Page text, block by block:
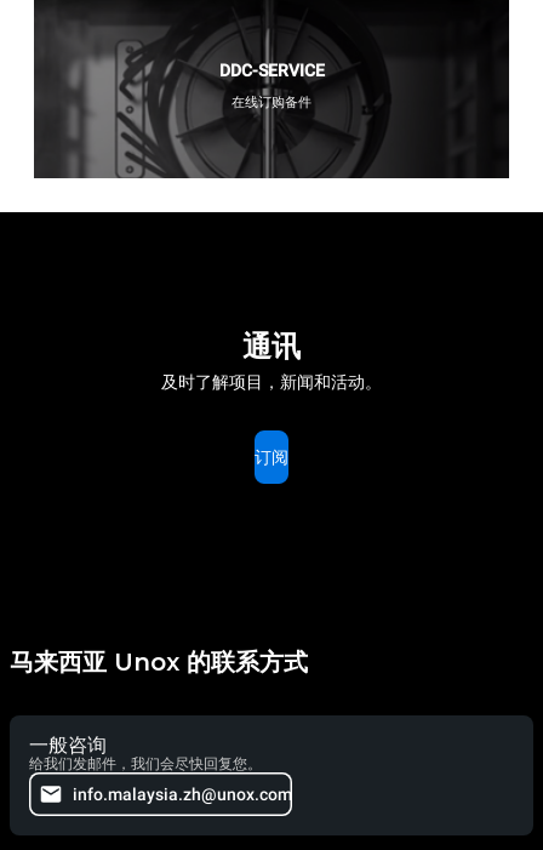
DDC-SERVICE
在线订购备件
通讯
及时了解项目，新闻和活动。
订阅
马来西亚 Unox 的联系方式
一般咨询
给我们发邮件，我们会尽快回复您。
info.malaysia.zh@unox.com